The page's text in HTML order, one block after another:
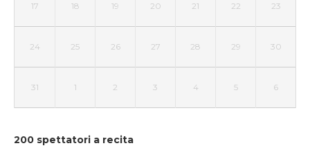
17 18 19 20 21 22 23
24 25 26 27 28 29 30
31 1 2 3 4 5 6
200 spettatori a recita